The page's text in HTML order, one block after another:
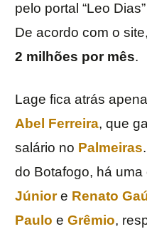
pelo portal “Leo
De acordo com o
2 milhões por mês.
Lage fica atrás
Abel Ferreira, que
salário no Palmeiras
do Botafogo, há
Júniore Renato
Paulo e Grêmio,